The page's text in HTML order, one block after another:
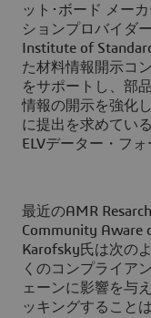
ット･ボード メー
ションプロバイダ
Institute of
た材料情報開示コ
をサポートし、部
情報の開示を強化
に提出を求めてい
ELVデーター・フ
最近のAMR
Community Aware
Karofsky氏は次の
くのコンプライア
ェーンに影響を与
ッキングすること